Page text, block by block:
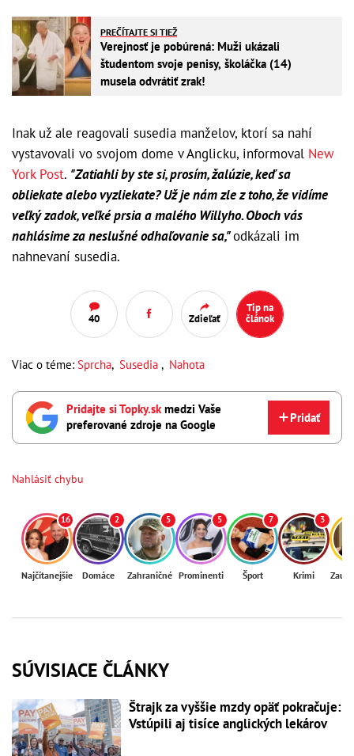
PREČÍTAJTE SI TIEŽ
Verejnosť je pobúrená: Muži ukázali
študentom svoje penisy, školáčka (14)
musela odvrátiť zrak!
Inak už ale reagovali susedia manželov, ktorí sa nahí
vystavovali vo svojom dome v Anglicku, informoval New
York Post. "Zatiahli by ste si, prosím, žalúzie, keď sa
obliekate alebo vyzliekate?Už je nám zle z toho, že vidíme
veľký zadok, veľké prsia a malého Willyho. Oboch vás
nahlásime za neslušné odhaľovanie sa,"odkázali im
nahnevaní susedia.
40 Zdieľať
Tip na
článok
Viac o téme: Sprcha, Susedia , Nahota
Pridajte si Topky.skmedzi Vaše
preferované zdroje na Google
Pridať
Nahlásiť chybu
16
Najčítanejšie
2
Domáce
5
Zahraničné
5
Prominenti
7
Šport
3
Krimi
SÚVISIACE ČLÁNKY
Štrajk za vyššie mzdy opäť pokračuje:
Vstúpili aj tisíce anglických lekárov